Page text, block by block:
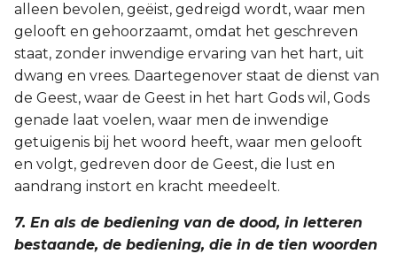
alleen bevolen, geëist, gedreigd wordt, waar men
gelooft en gehoorzaamt, omdat het geschreven
staat, zonder inwendige ervaring van het hart, uit
dwang en vrees. Daartegenover staat de dienst van
de Geest, waar de Geest in het hart Gods wil, Gods
genade laat voelen, waar men de inwendige
getuigenis bij het woord heeft, waar men gelooft
en volgt, gedreven door de Geest, die lust en
aandrang instort en kracht meedeelt.
7. En als de bediening van de dood, in letteren
bestaande, de bediening, die in de tien woorden